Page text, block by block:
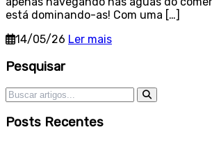
está dominando-as! Com uma […]
14/05/26 Ler mais
Sidebar
Pesquisar
Pesquisar por:
Posts Recentes